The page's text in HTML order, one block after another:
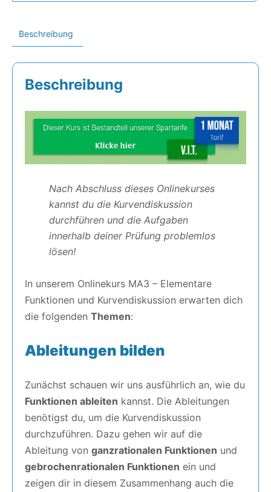
Beschreibung
Beschreibung
Nach Abschluss dieses Onlinekurses
kannst du die Kurvendiskussion
durchführen und die Aufgaben
innerhalb deiner Prüfung problemlos
lösen!
In unserem Onlinekurs MA3 – Elementare
Funktionen und Kurvendiskussion erwarten dich
die folgenden Themen:
Ableitungen bilden
Zunächst schauen wir uns ausführlich an, wie du
Funktionen ableiten kannst. Die Ableitungen
benötigst du, um die Kurvendiskussion
durchzuführen. Dazu gehen wir auf die
Ableitung von ganzrationalen Funktionen und
gebrochenrationalen Funktionen ein und
zeigen dir in diesem Zusammenhang auch die